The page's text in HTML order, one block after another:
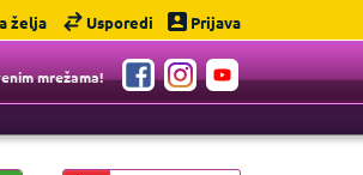
želja Usporedi Prijava
mrežama!